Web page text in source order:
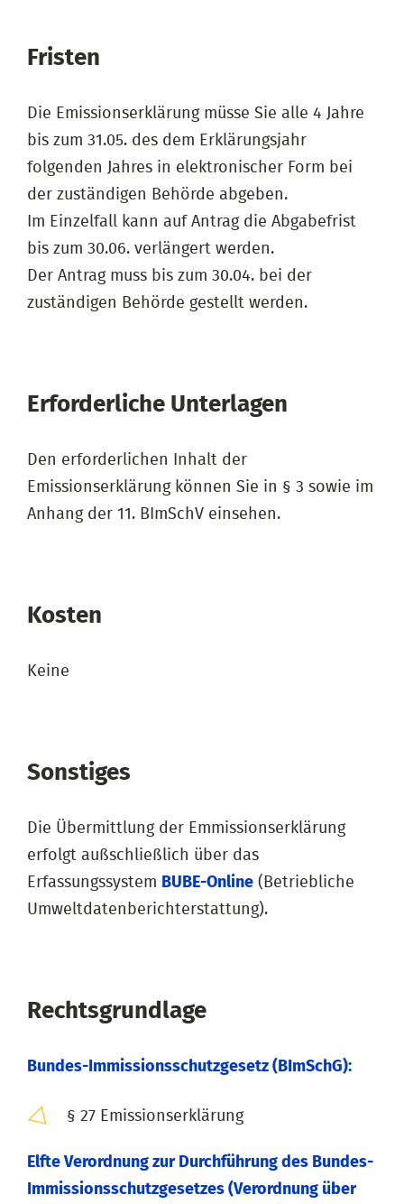
Fristen
Die Emissionserklärung müsse Sie alle 4 Jahre
bis zum 31.05. des dem Erklärungsjahr
folgenden Jahres in elektronischer Form bei
der zuständigen Behörde abgeben.
Im Einzelfall kann auf Antrag die Abgabefrist
bis zum 30.06. verlängert werden.
Der Antrag muss bis zum 30.04. bei der
zuständigen Behörde gestellt werden.
Erforderliche Unterlagen
Den erforderlichen Inhalt der
Emissionserklärung können Sie in § 3 sowie im
Anhang der 11. BImSchV einsehen.
Kosten
Keine
Sonstiges
Die Übermittlung der Emmissionserklärung
erfolgt außschließlich über das
Erfassungssystem BUBE-Online (Betriebliche
Umweltdatenberichterstattung).
Rechtsgrundlage
Bundes-Immissionsschutzgesetz (BImSchG):
§ 27 Emissionserklärung
Elfte Verordnung zur Durchführung des Bundes-
Immissionsschutzgesetzes (Verordnung über